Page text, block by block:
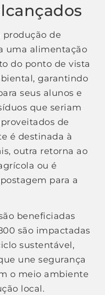
de
uma alimentação
do ponto de vista
garantindo
seus alunos e
que seriam
de
é destinada à
outra retorna ao
ou é
para a
beneficiadas
são impactadas
sustentável,
une segurança
o meio ambiente
local.